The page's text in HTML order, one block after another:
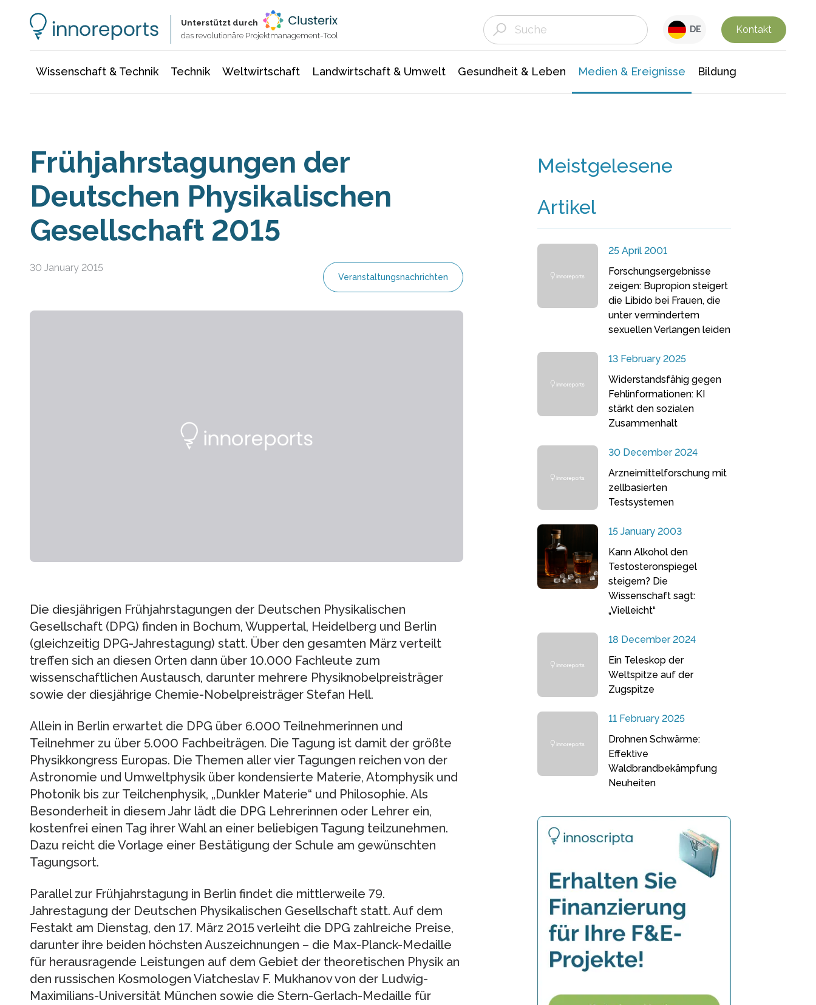
Unterstützt durch
das revolutionäre Projektmanagement-Tool
DE Kontakt
Wissenschaft & Technik Technik Weltwirtschaft Landwirtschaft & Umwelt Gesundheit & Leben Medien & Ereignisse Bildung
Frühjahrstagungen der
Deutschen Physikalischen
Gesellschaft 2015
30 January 2015
Veranstaltungsnachrichten
Die diesjährigen Frühjahrstagungen der Deutschen Physikalischen
Gesellschaft (DPG) finden in Bochum, Wuppertal, Heidelberg und Berlin
(gleichzeitig DPG-Jahrestagung) statt. Über den gesamten März verteilt
treffen sich an diesen Orten dann über 10.000 Fachleute zum
wissenschaftlichen Austausch, darunter mehrere Physiknobelpreisträger
sowie der diesjährige Chemie-Nobelpreisträger Stefan Hell.
Allein in Berlin erwartet die DPG über 6.000 Teilnehmerinnen und
Teilnehmer zu über 5.000 Fachbeiträgen. Die Tagung ist damit der größte
Physikkongress Europas. Die Themen aller vier Tagungen reichen von der
Astronomie und Umweltphysik über kondensierte Materie, Atomphysik und
Photonik bis zur Teilchenphysik, „Dunkler Materie“ und Philosophie. Als
Besonderheit in diesem Jahr lädt die DPG Lehrerinnen oder Lehrer ein,
kostenfrei einen Tag ihrer Wahl an einer beliebigen Tagung teilzunehmen.
Dazu reicht die Vorlage einer Bestätigung der Schule am gewünschten
Tagungsort.
Parallel zur Frühjahrstagung in Berlin findet die mittlerweile 79.
Jahrestagung der Deutschen Physikalischen Gesellschaft statt. Auf dem
Festakt am Dienstag, den 17. März 2015 verleiht die DPG zahlreiche Preise,
darunter ihre beiden höchsten Auszeichnungen – die Max-Planck-Medaille
für herausragende Leistungen auf dem Gebiet der theoretischen Physik an
den russischen Kosmologen Viatcheslav F. Mukhanov von der Ludwig-
Maximilians-Universität München sowie die Stern-Gerlach-Medaille für
Meistgelesene
Artikel
25 April 2001
Forschungsergebnisse
zeigen: Bupropion steigert
die Libido bei Frauen, die
unter vermindertem
sexuellen Verlangen leiden
13 February 2025
Widerstandsfähig gegen
Fehlinformationen: KI
stärkt den sozialen
Zusammenhalt
30 December 2024
Arzneimittelforschung mit
zellbasierten
Testsystemen
15 January 2003
Kann Alkohol den
Testosteronspiegel
steigern? Die
Wissenschaft sagt:
„Vielleicht“
18 December 2024
Ein Teleskop der
Weltspitze auf der
Zugspitze
11 February 2025
Drohnen Schwärme:
Effektive
Waldbrandbekämpfung
Neuheiten